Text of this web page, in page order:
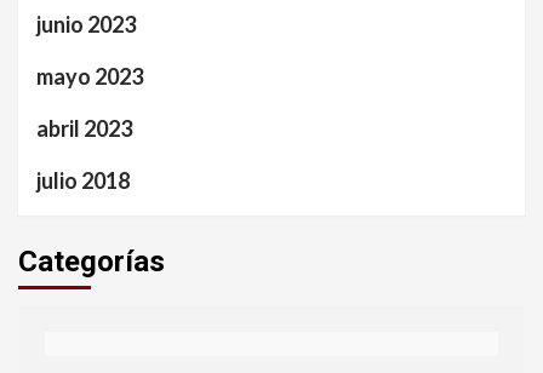
junio 2023
mayo 2023
abril 2023
julio 2018
Categorías